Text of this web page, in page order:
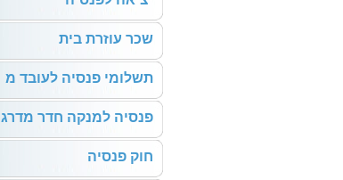
שכר עוזרת בית
תשלומי פנסיה לעובד מ
פנסיה למנקה חדר מדרג
חוק פנסיה